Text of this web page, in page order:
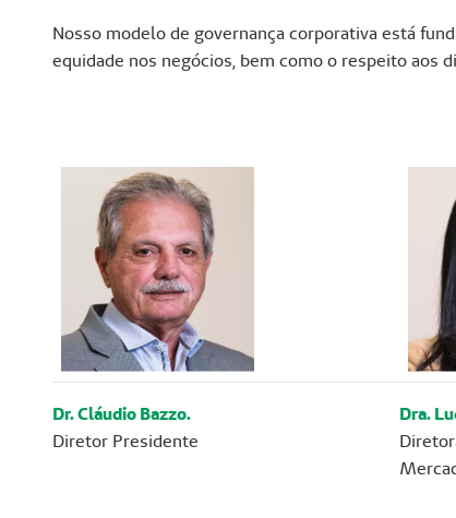
Nosso modelo de governança corporativa está
equidade nos negócios, bem como o respeito aos
Dr. Cláudio Bazzo.
Diretor Presidente
Dra.